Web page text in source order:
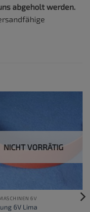
abgeholt werden.
NICHT VORRÄTIG
6V
6V Lima